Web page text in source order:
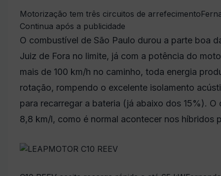
Motorização tem três circuitos de arrefecimento
Continua após a publicidade
O combustível de São Paulo durou a parte boa
Juiz de Fora no limite, já com a potência do
mais de 100 km/h no caminho, toda energia
rotação, rompendo o excelente isolamento
para recarregar a bateria (já abaixo dos 15%).
8,8 km/l, como é normal acontecer nos híbridos